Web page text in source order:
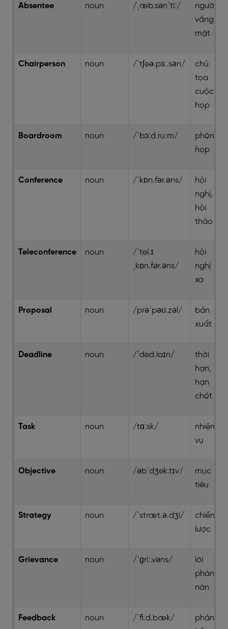
Absentee noun /ˌæb.sənˈtiː/
người
vắng
mặt
Chairperson noun /ˈtʃeə.pɜː.sən/
chủ
tọa
cuộc
họp
Boardroom noun /ˈbɔːd.ruːm/
phòng
họp
Conference noun /ˈkɒn.fər.əns/
hội
nghị,
hội
thảo
Teleconference noun
/ˈtel.ɪ
ˌkɒn.fər.əns/
hội
nghị từ
xa
Proposal noun /prəˈpəʊ.zəl/
bản đề
xuất
Deadline noun /ˈded.laɪn/
thời
hạn,
hạn
chót
Task noun /tɑːsk/
nhiệm
vụ
Objective noun /əbˈdʒek.tɪv/
mục
tiêu
Strategy noun /ˈstræt.ə.dʒi/
chiến
lược
Grievance noun /ˈɡriː.vəns/
lời
phàn
nàn
Feedback noun /ˈfiːd.bæk/
phản